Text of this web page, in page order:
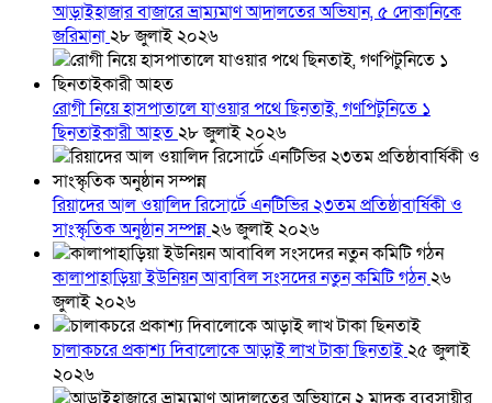
আড়াইহাজার বাজারে ভ্রাম্যমাণ আদালতের অভিযান, ৫ দোকানিকে
জরিমানা২৮ জুলাই ২০২৬
রোগী নিয়ে হাসপাতালে যাওয়ার পথে ছিনতাই, গণপিটুনিতে ১
ছিনতাইকারী আহত২৮ জুলাই ২০২৬
রিয়াদের আল ওয়ালিদ রিসোর্টে এনটিভির ২৩তম প্রতিষ্ঠাবার্ষিকী ও
সাংস্কৃতিক অনুষ্ঠান সম্পন্ন২৬ জুলাই ২০২৬
কালাপাহাড়িয়া ইউনিয়ন আবাবিল সংসদের নতুন কমিটি গঠন২৬
জুলাই ২০২৬
চালাকচরে প্রকাশ্য দিবালোকে আড়াই লাখ টাকা ছিনতাই২৫ জুলাই
২০২৬